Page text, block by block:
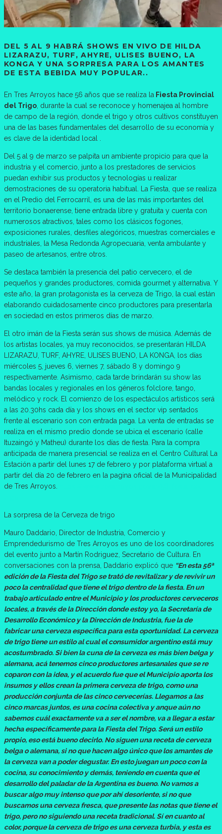
DEL 5 AL 9 HABRÁ SHOWS EN VIVO DE HILDA
LIZARAZU, TURF, AHYRE, ULISES BUENO, LA
KONGA Y UNA SORPRESA PARA LOS AMANTES
DE ESTA BEBIDA MUY POPULAR..
En Tres Arroyos hace 56 años que se realiza la Fiesta Provincial
del Trigo , durante la cual se reconoce y homenajea al hombre
de campo de la región, donde el trigo y otros cultivos constituyen
una de las bases fundamentales del desarrollo de su economía y
es clave de la identidad local .
Del 5 al 9 de marzo se palpita un ambiente propicio para que la
industria y el comercio, junto a los prestadores de servicios
puedan exhibir sus productos y tecnologías u realizar
demostraciones de su operatoria habitual. La Fiesta, que se realiza
en el Predio del Ferrocarril, es una de las más importantes del
territorio bonaerense, tiene entrada libre y gratuita y cuenta con
numerosos atractivos, tales como los clásicos fogones,
exposiciones rurales, desfiles alegóricos, muestras comerciales e
industriales, la Mesa Redonda Agropecuaria, venta ambulante y
paseo de artesanos, entre otros.
Se destaca también la presencia del patio cervecero, el de
pequeños y grandes productores, comida gourmet y alternativa. Y
este año, la gran protagonista es la cerveza de Trigo, la cual están
elaborando cuidadosamente cinco productores para presentarla
en sociedad en estos primeros días de marzo.
El otro imán de la Fiesta serán sus shows de música. Además de
los artistas locales, ya muy reconocidos, se presentarán HILDA
LIZARAZU, TURF, AHYRE, ULISES BUENO, LA KONGA, los días
miércoles 5, jueves 6, viernes 7, sábado 8 y domingo 9
respectivamente. Asimismo, cada tarde brindarán su show las
bandas locales y regionales en los géneros folclore, tango,
melódico y rock. El comienzo de los espectáculos artísticos será
a las 20.30hs cada día y los shows en el sector vip sentados
frente al escenario son con entrada paga. La venta de entradas se
realiza en el mismo predio donde se ubica el escenario (calle
Ituzaingó y Matheu) durante los días de fiesta. Para la compra
anticipada de manera presencial se realiza en el Centro Cultural La
Estación a partir del lunes 17 de febrero y por plataforma virtual a
partir del día 20 de febrero en la pagina oficial de la Municipalidad
de Tres Arroyos.
La sorpresa de la Cerveza de trigo
Mauro Daddario, Director de Industria, Comercio y
Emprendedurismo de Tres Arroyos es uno de los coordinadores
del evento junto a Martín Rodriguez, Secretario de Cultura. En
conversaciones con la prensa, Daddario explicó que “En esta 56ª
edición de la Fiesta del Trigo se trató de revitalizar y de revivir un
poco la centralidad que tiene el trigo dentro de la fiesta. En un
trabajo articulado entre el Municipio y los productores cerveceros
locales, a través de la Dirección donde estoy yo, la Secretaría de
Desarrollo Económico y la Dirección de Industria, fue la de
fabricar una cerveza específica para esta oportunidad. La cerveza
de trigo tiene un estilo al cual el consumidor argentino está muy
acostumbrado. Si bien la cuna de la cerveza es más bien belga y
alemana, acá tenemos cinco productores artesanales que se re
coparon con la idea, y el acuerdo fue que el Municipio aporta los
insumos y ellos crean la primera cerveza de trigo, como una
producción conjunta de las cinco cervecerías. Llegamos a las
cinco marcas juntos, es una cocina colectiva y anque aún no
sabemos cuál exactamente va a ser el nombre, va a llegar a estar
hecha específicamente para la Fiesta del Trigo. Será un estilo
propio, eso está bueno decirlo. No siguen una receta de cerveza
belga o alemana, si no que hacen algo único que los amantes de
la cerveza van a poder degustar. En esto juegan un poco con la
cocina, su conocimiento y demás, teniendo en cuenta que el
desarrollo del paladar de la Argentina es bueno. No vamos a
buscar algo muy intenso que por ahí desoriente, si no que
buscamos una cerveza fresca, que presente las notas que tiene el
trigo, pero no siguiendo una receta tradicional. Sí en cuanto al
color, porque la cerveza de trigo es una cerveza turbia, y esta es